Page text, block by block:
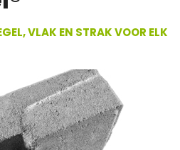
VLAK EN STRAK VOOR ELK